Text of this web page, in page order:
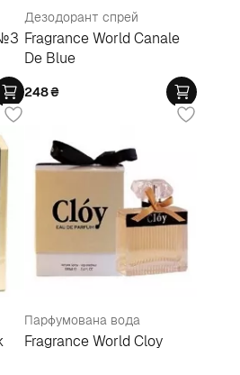
Дезодорант спрей
Fragrance World Canale
De Blue
248₴
Парфумована вода
Fragrance World Cloy